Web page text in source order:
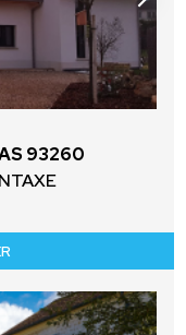
93260